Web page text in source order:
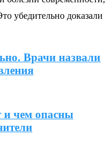
убедительно доказали
Врачи назвали
и чем опасны